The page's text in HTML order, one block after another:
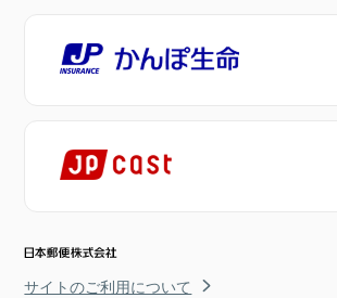
サイトのご利用について